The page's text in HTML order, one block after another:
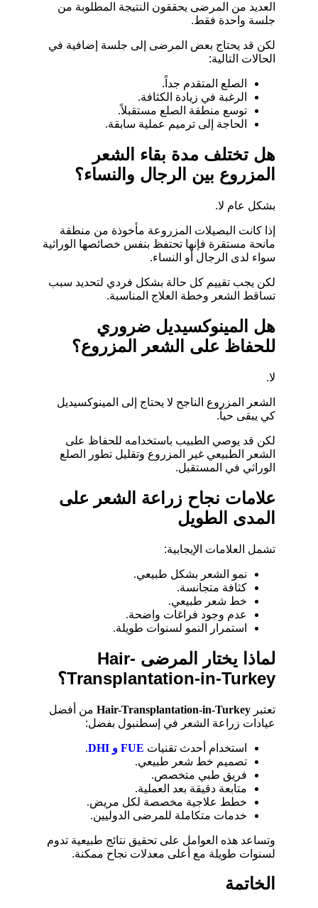
العديد من المرضى يحققون النتيجة المطلوبة من
جلسة واحدة فقط.
لكن قد يحتاج بعض المرضى إلى جلسة إضافية في
الحالات التالية:
الصلع المتقدم جداً.
الرغبة في زيادة الكثافة.
توسع منطقة الصلع مستقبلاً.
الحاجة إلى ترميم عملية سابقة.
هل تختلف مدة بقاء الشعر
المزروع بين الرجال والنساء؟
بشكل عام لا.
إذا كانت البصيلات المزروعة مأخوذة من منطقة
مانحة مستقرة فإنها تحتفظ بنفس خصائصها الوراثية
سواء لدى الرجال أو النساء.
لكن يجب تقييم كل حالة بشكل فردي لتحديد سبب
تساقط الشعر وخطة العلاج المناسبة.
هل المينوكسيديل ضروري
للحفاظ على الشعر المزروع؟
لا.
الشعر المزروع الناجح لا يحتاج إلى المينوكسيديل
كي يبقى حياً.
لكن قد يوصي الطبيب باستخدامه للحفاظ على
الشعر الطبيعي غير المزروع وتقليل تطور الصلع
الوراثي في المستقبل.
علامات نجاح زراعة الشعر على
المدى الطويل
تشمل العلامات الإيجابية:
نمو الشعر بشكل طبيعي.
كثافة متجانسة.
خط شعر طبيعي.
عدم وجود فراغات واضحة.
استمرار النمو لسنوات طويلة.
لماذا يختار المرضى Hair-
Transplantation-in-Turkey؟
تعتبر Hair-Transplantation-in-Turkey من أفضل
عيادات زراعة الشعر في إسطنبول بفضل:
استخدام أحدث تقنيات FUE و DHI
.
تصميم خط شعر طبيعي.
فريق طبي متخصص.
متابعة دقيقة بعد العملية.
خطط علاجية مخصصة لكل مريض.
خدمات متكاملة للمرضى الدوليين.
وتساعد هذه العوامل على تحقيق نتائج طبيعية تدوم
لسنوات طويلة مع أعلى معدلات نجاح ممكنة.
الخاتمة